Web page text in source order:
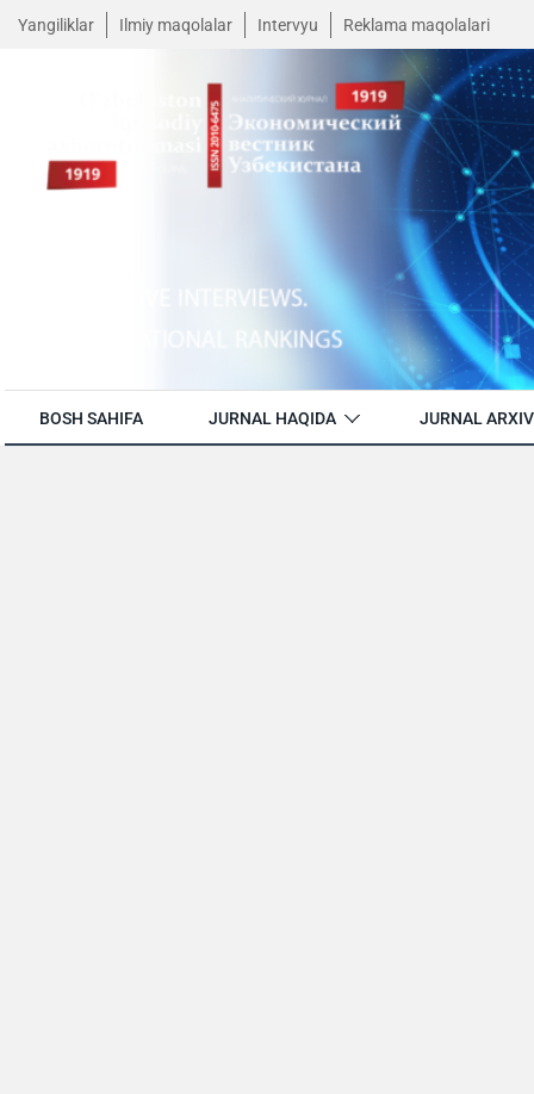
Yangiliklar Ilmiy maqolalar Intervyu Reklama maqolalari
BOSH SAHIFA JURNAL HAQIDA JURNAL